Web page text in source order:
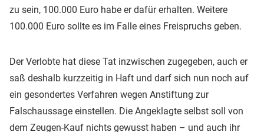
zu sein, 100.000 Euro habe er dafür erhalten. Weitere
100.000 Euro sollte es im Falle eines Freispruchs geben.
Der Verlobte hat diese Tat inzwischen zugegeben, auch er
saß deshalb kurzzeitig in Haft und darf sich nun noch auf
ein gesondertes Verfahren wegen Anstiftung zur
Falschaussage einstellen. Die Angeklagte selbst soll von
dem Zeugen-Kauf nichts gewusst haben – und auch ihr